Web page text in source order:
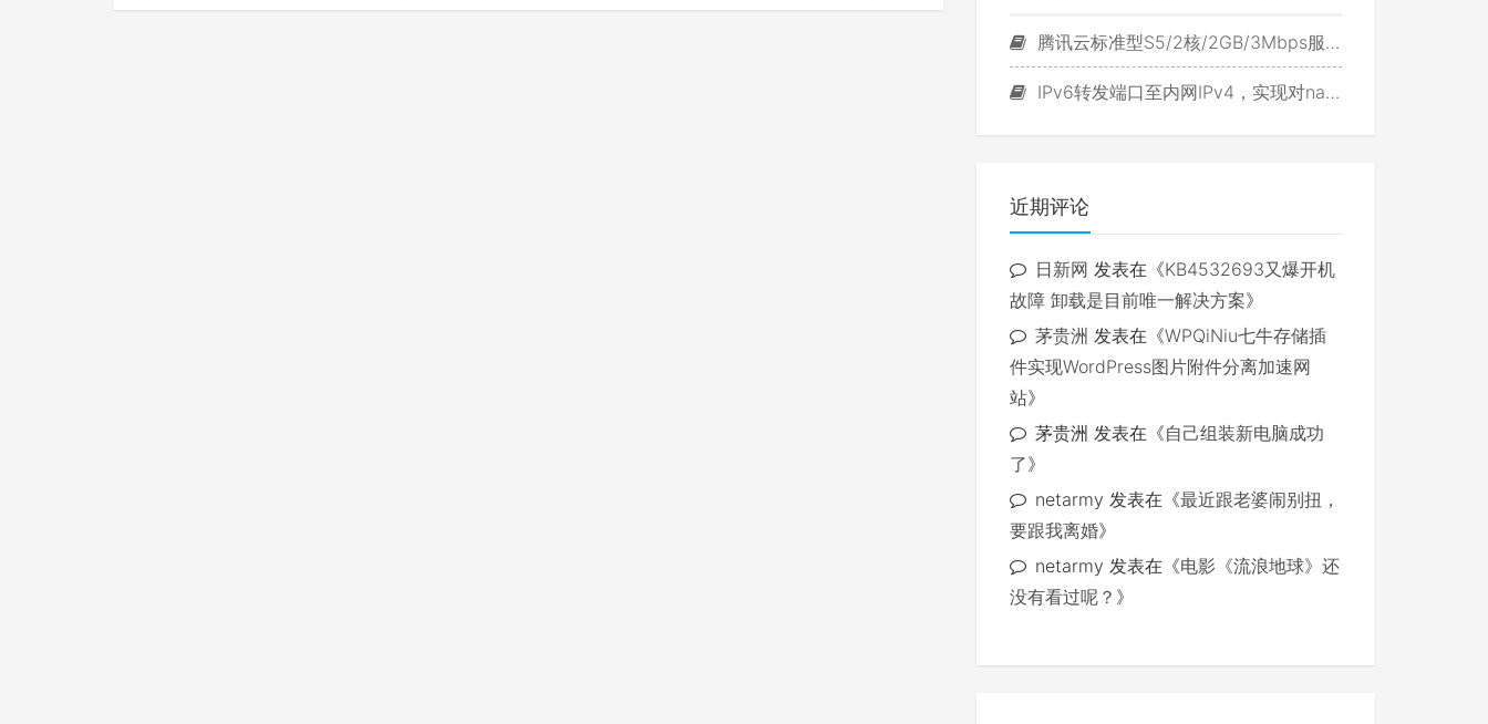
腾讯云标准型S5/2核/2GB/3Mbps服务器试用
IPv6转发端口至内网IPv4，实现对navidrome直接访问
近期评论
日新网 发表在《KB4532693又爆开机
故障 卸载是目前唯一解决方案》
茅贵洲 发表在《WPQiNiu七牛存储插
件实现WordPress图片附件分离加速网
站》
茅贵洲 发表在《自己组装新电脑成功
了》
netarmy 发表在《最近跟老婆闹别扭，
要跟我离婚》
netarmy 发表在《电影《流浪地球》还
没有看过呢？ 》